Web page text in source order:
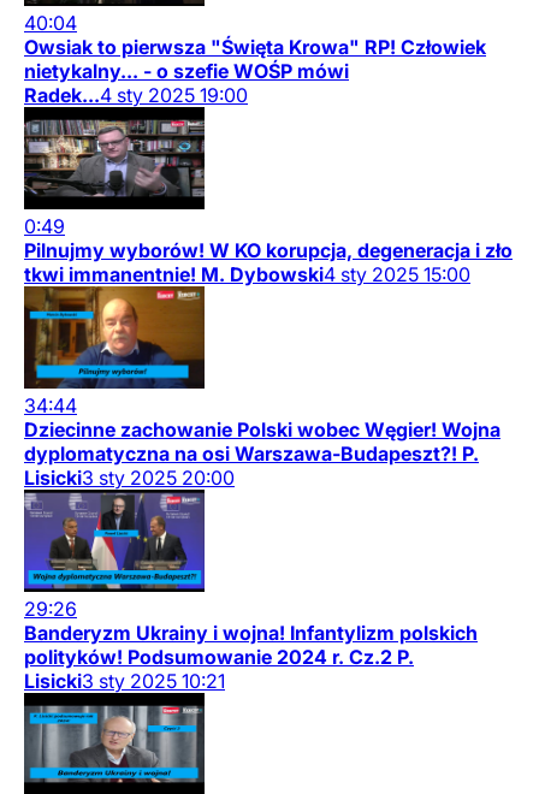
40:04
Owsiak to pierwsza "Święta Krowa" RP! Człowiek
nietykalny... - o szefie WOŚP mówi
Radek...4 sty 2025 19:00
0:49
Pilnujmy wyborów! W KO korupcja, degeneracja i zło
tkwi immanentnie! M. Dybowski4 sty 2025 15:00
34:44
Dziecinne zachowanie Polski wobec Węgier! Wojna
dyplomatyczna na osi Warszawa-Budapeszt?! P.
Lisicki3 sty 2025 20:00
29:26
Banderyzm Ukrainy i wojna! Infantylizm polskich
polityków! Podsumowanie 2024 r. Cz.2 P.
Lisicki3 sty 2025 10:21